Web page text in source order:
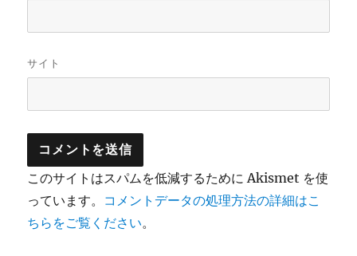
サイト
このサイトはスパムを低減するために Akismet を使
っています。 コメントデータの処理方法の詳細はこ
ちらをご覧ください。